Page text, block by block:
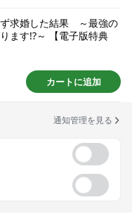
求婚した結果 ～最強の
ます!?～ 【電子版特典
カートに追加
通知管理を見る